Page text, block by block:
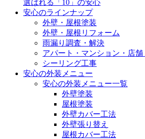
選ばれる「10」の安心
安心のラインナップ
外壁・屋根塗装
外壁・屋根リフォーム
雨漏り調査・解決
アパート・マンション・店
シーリング工事
安心の外装メニュー
安心の外装メニュー一覧
外壁塗装
屋根塗装
外壁カバー工法
外壁張り替え
屋根カバー工法